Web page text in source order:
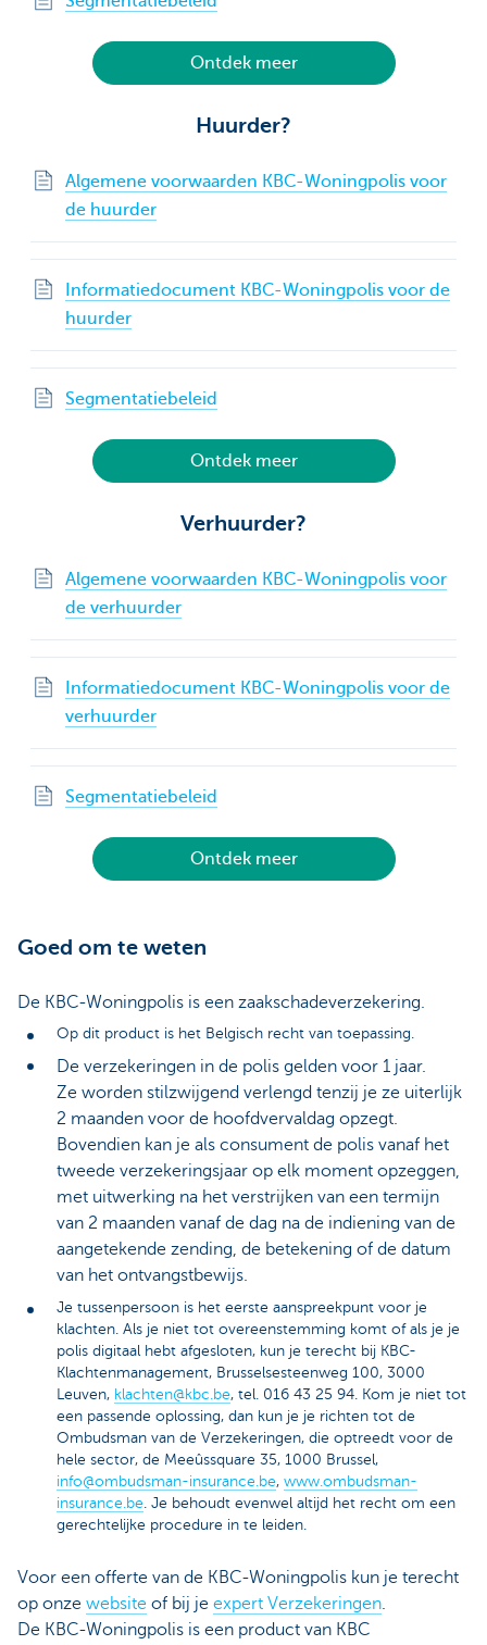
Ontdek meer
Huurder?
Algemene voorwaarden KBC-Woningpolis voor
de huurder
Informatiedocument KBC-Woningpolis voor de
huurder
Segmentatiebeleid
Ontdek meer
Verhuurder?
Algemene voorwaarden KBC-Woningpolis voor
de verhuurder
Informatiedocument KBC-Woningpolis voor de
verhuurder
Segmentatiebeleid
Ontdek meer
Goed om te weten
De KBC-Woningpolis is een zaakschadeverzekering.
Op dit product is het Belgisch recht van toepassing.
De verzekeringen in de polis gelden voor 1 jaar.
Ze worden stilzwijgend verlengd tenzij je ze uiterlijk
2 maanden voor de hoofdvervaldag opzegt.
Bovendien kan je als consument de polis vanaf het
tweede verzekeringsjaar op elk moment opzeggen,
met uitwerking na het verstrijken van een termijn
van 2 maanden vanaf de dag na de indiening van de
aangetekende zending, de betekening of de datum
van het ontvangstbewijs.
Je tussenpersoon is het eerste aanspreekpunt voor je
klachten. Als je niet tot overeenstemming komt of als je je
polis digitaal hebt afgesloten, kun je terecht bij KBC-
Klachtenmanagement, Brusselsesteenweg 100, 3000
Leuven, klachten@kbc.be, tel. 016 43 25 94. Kom je niet tot
een passende oplossing, dan kun je je richten tot de
Ombudsman van de Verzekeringen, die optreedt voor de
hele sector, de Meeûssquare 35, 1000 Brussel,
info@ombudsman-insurance.be, www.ombudsman-
insurance.be . Je behoudt evenwel altijd het recht om een
gerechtelijke procedure in te leiden.
Voor een offerte van de KBC-Woningpolis kun je terecht
op onze website of bij je expert Verzekeringen.
De KBC-Woningpolis is een product van KBC